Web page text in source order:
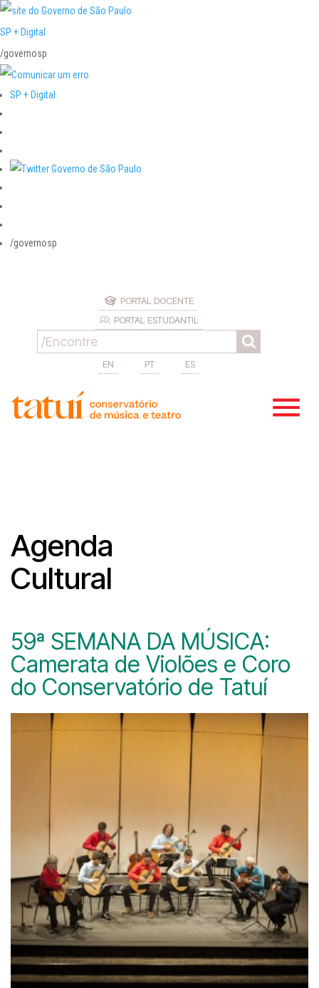
SP + Digital
/governosp
SP + Digital
/governosp
PORTAL DOCENTE
PORTAL ESTUDANTIL
EN PT ES
Agenda
Cultural
59ª SEMANA DA MÚSICA:
Camerata de Violões e Coro
do Conservatório de Tatuí